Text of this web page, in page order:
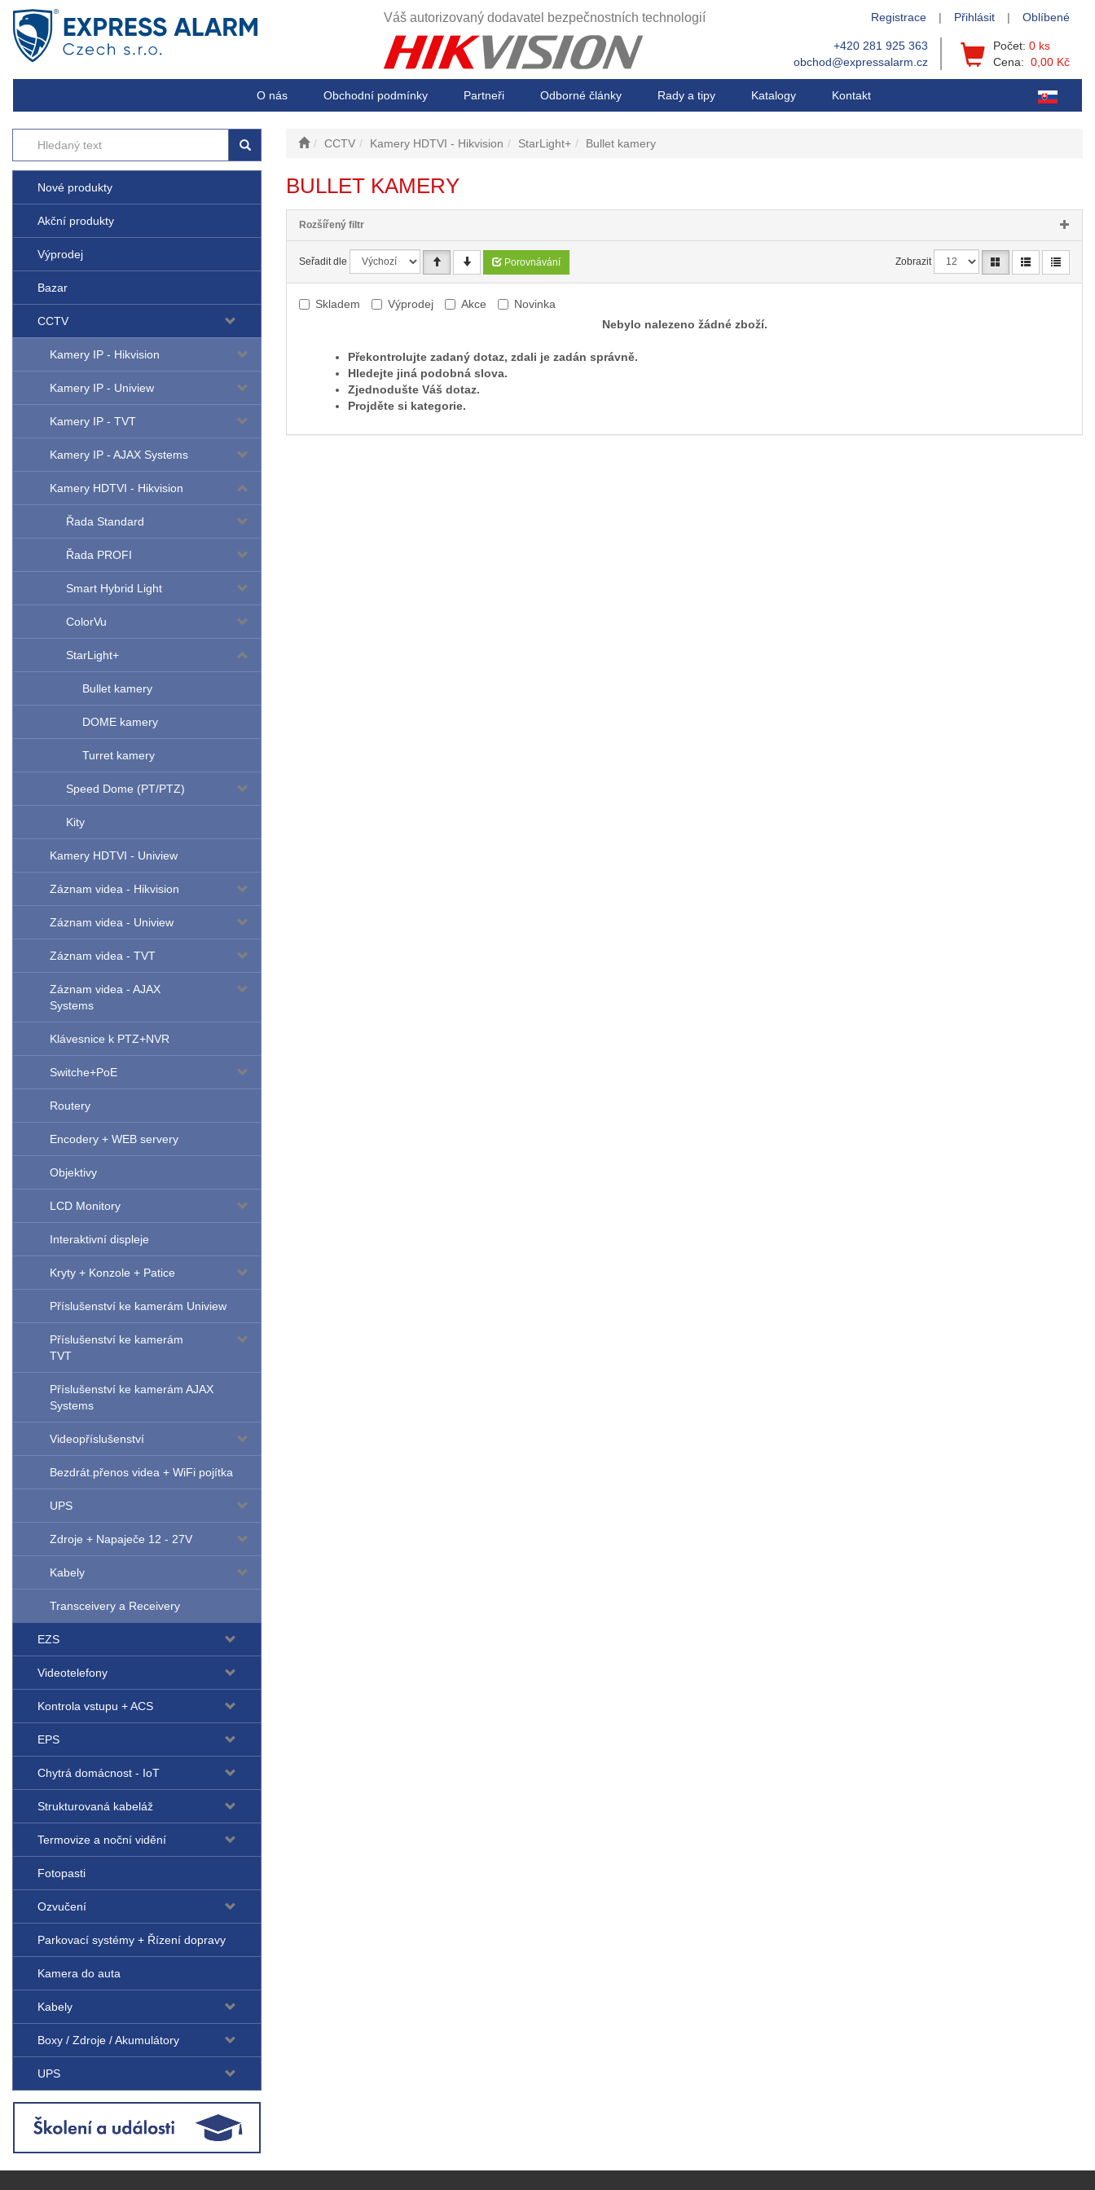
Váš autorizovaný dodavatel bezpečnostních technologií Registrace | Přihlásit | Oblíbené
+420 281 925 363
obchod@expressalarm.cz
Počet: 0 ks
Cena: 0,00 Kč
O nás Obchodní podmínky Partneři Odborné články Rady a tipy Katalogy Kontakt
Nové produkty
Akční produkty
Výprodej
Bazar
CCTV
Kamery IP - Hikvision
Kamery IP - Uniview
Kamery IP - TVT
Kamery IP - AJAX Systems
Kamery HDTVI - Hikvision
Řada Standard
Řada PROFI
Smart Hybrid Light
ColorVu
StarLight+
Bullet kamery
DOME kamery
Turret kamery
Speed Dome (PT/PTZ)
Kity
Kamery HDTVI - Uniview
Záznam videa - Hikvision
Záznam videa - Uniview
Záznam videa - TVT
Záznam videa - AJAX
Systems
Klávesnice k PTZ+NVR
Switche+PoE
Routery
Encodery + WEB servery
Objektivy
LCD Monitory
Interaktivní displeje
Kryty + Konzole + Patice
Příslušenství ke kamerám Uniview
Příslušenství ke kamerám
TVT
Příslušenství ke kamerám AJAX
Systems
Videopříslušenství
Bezdrát.přenos videa + WiFi pojítka
UPS
Zdroje + Napaječe 12 - 27V
Kabely
Transceivery a Receivery
EZS
Videotelefony
Kontrola vstupu + ACS
EPS
Chytrá domácnost - IoT
Strukturovaná kabeláž
Termovize a noční vidění
Fotopasti
Ozvučení
Parkovací systémy + Řízení dopravy
Kamera do auta
Kabely
Boxy / Zdroje / Akumulátory
UPS
CCTV Kamery HDTVI - Hikvision StarLight+ Bullet kamery
BULLET KAMERY
Rozšířený filtr
Seřadit dle Porovnávání Zobrazit
Skladem Výprodej Akce
Novinka
Nebylo nalezeno žádné zboží.
Překontrolujte zadaný dotaz, zdali je zadán správně.
Hledejte jiná podobná slova.
Zjednodušte Váš dotaz.
Projděte si kategorie.